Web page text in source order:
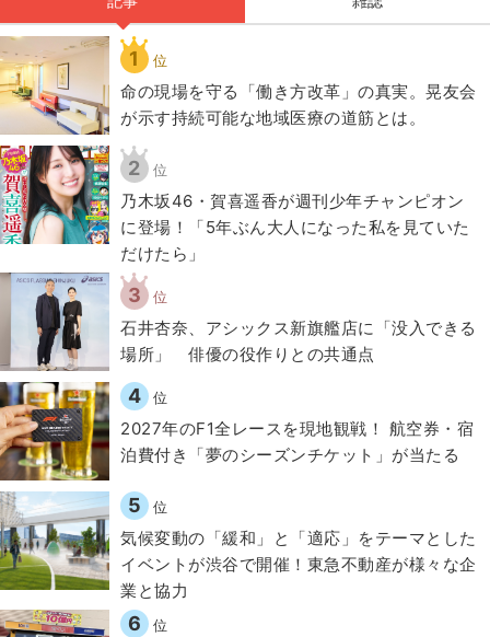
1 位
​命の現場を守る「働き方改革」の真実。晃友会
が示す持続可能な地域医療の道筋とは。
2 位
乃木坂46・賀喜遥香が週刊少年チャンピオン
に登場！「5年ぶん大人になった私を見ていた
だけたら」
3 位
石井杏奈、アシックス新旗艦店に「没入できる
場所」 俳優の役作りとの共通点
4 位
2027年のF1全レースを現地観戦！ 航空券・宿
泊費付き「夢のシーズンチケット」が当たる
5 位
気候変動の「緩和」と「適応」をテーマとした
イベントが渋谷で開催！東急不動産が様々な企
業と協力
6 位